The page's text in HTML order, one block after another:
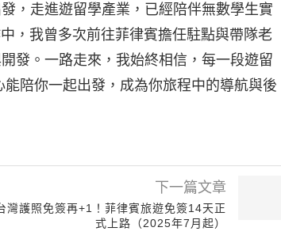
，走進遊留學產業，已經陪伴無數學生實
，我曾多次前往菲律賓擔任駐點與帶隊老
發。一路走來，我始終相信，每一段遊留
陪你一起出發，成為你旅程中的導航與後
下一篇文章
灣護照免簽再+1！菲律賓旅遊免簽14天正
式上路（2025年7月起）